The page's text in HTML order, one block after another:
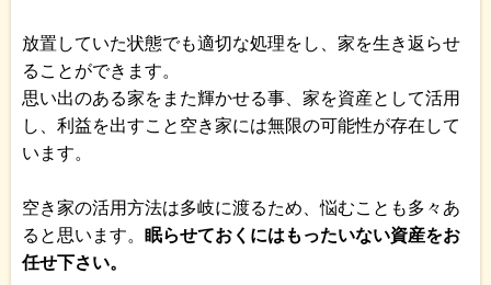
放置していた状態でも適切な処理をし、家を生き返らせ
ることができます。
思い出のある家をまた輝かせる事、家を資産として活用
し、利益を出すこと空き家には無限の可能性が存在して
います。
空き家の活用方法は多岐に渡るため、悩むことも多々あ
ると思います。 眠らせておくにはもったいない資産をお
任せ下さい。